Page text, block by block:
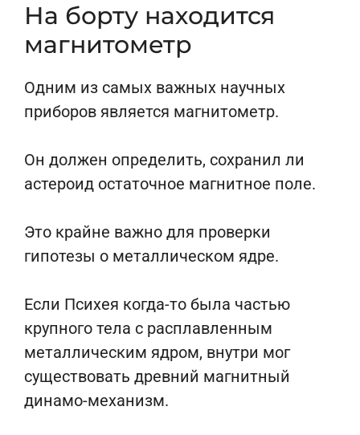
На борту находится
магнитометр
Одним из самых важных научных
приборов является магнитометр.
Он должен определить, сохранил ли
астероид остаточное магнитное поле.
Это крайне важно для проверки
гипотезы о металлическом ядре.
Если Психея когда-то была частью
крупного тела с расплавленным
металлическим ядром, внутри мог
существовать древний магнитный
динамо-механизм.